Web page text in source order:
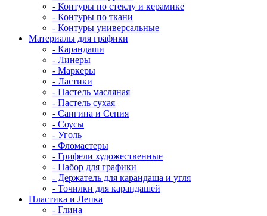
- Контуры по стеклу и керамике
- Контуры по ткани
- Контуры универсальные
Материалы для графики
- Карандаши
- Линеры
- Маркеры
- Ластики
- Пастель масляная
- Пастель сухая
- Сангина и Сепия
- Соусы
- Уголь
- Фломастеры
- Грифели художественные
- Набор для графики
- Держатель для карандаша и угля
- Точилки для карандашей
Пластика и Лепка
- Глина